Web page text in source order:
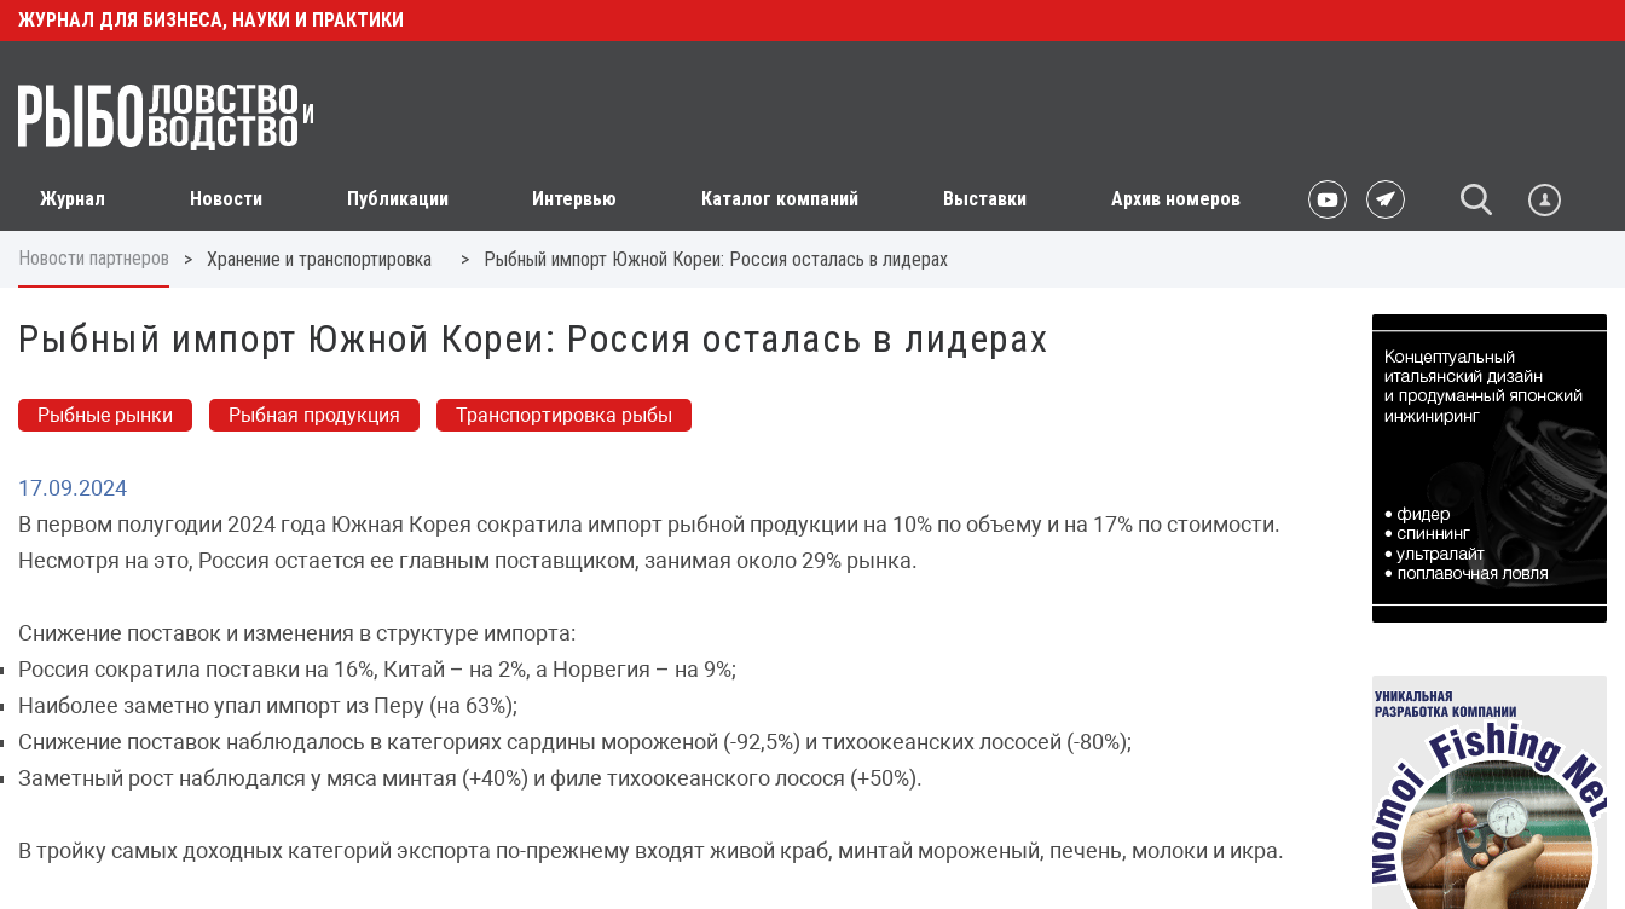
ЖУРНАЛ ДЛЯ БИЗНЕСА, НАУКИ И ПРАКТИКИ
Журнал Новости Публикации Интервью Каталог компаний Выставки Архив номеров
Новости партнеров > Хранение и транспортировка > Рыбный импорт Южной Кореи: Россия осталась в лидерах
Рыбный импорт Южной Кореи: Россия осталась в лидерах
Рыбные рынки Рыбная продукция Транспортировка рыбы
17.09.2024
В первом полугодии 2024 года Южная Корея сократила импорт рыбной продукции на 10% по объему и на 17% по стоимости.
Несмотря на это, Россия остается ее главным поставщиком, занимая около 29% рынка.
Снижение поставок и изменения в структуре импорта:
Россия сократила поставки на 16%, Китай – на 2%, а Норвегия – на 9%;
Наиболее заметно упал импорт из Перу (на 63%);
Снижение поставок наблюдалось в категориях сардины мороженой (-92,5%) и тихоокеанских лососей (-80%);
Заметный рост наблюдался у мяса минтая (+40%) и филе тихоокеанского лосося (+50%).
В тройку самых доходных категорий экспорта по-прежнему входят живой краб, минтай мороженый, печень, молоки и икра.